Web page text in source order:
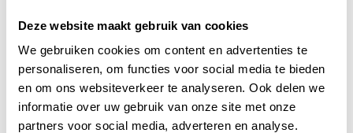
Deze website maakt gebruik van cookies
We gebruiken cookies om content en advertenties te
personaliseren, om functies voor social media te bieden
en om ons websiteverkeer te analyseren. Ook delen we
informatie over uw gebruik van onze site met onze
partners voor social media, adverteren en analyse.
Meer informatie of inschrijven
Heb je interesse in één van onze trainingen en wil
je meer informatie? Vuldit formulierin, dan
nemen wij zo snel mogelijk contact met je op.